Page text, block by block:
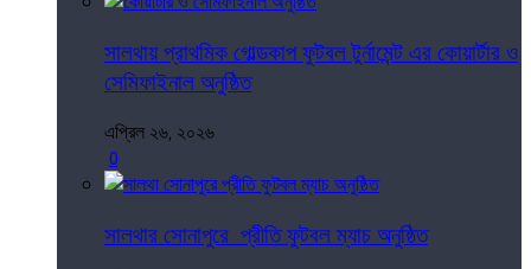
সালথায় প্রাথমিক গোল্ডকাপ ফুটবল টুর্নামেন্ট এর কোয়ার্টার ও
সেমিফাইনাল অনুষ্ঠিত
এপ্রিল ২৬, ২০২৬
0
সালথার সোনাপুরে প্রীতি ফুটবল ম্যাচ অনুষ্ঠিত